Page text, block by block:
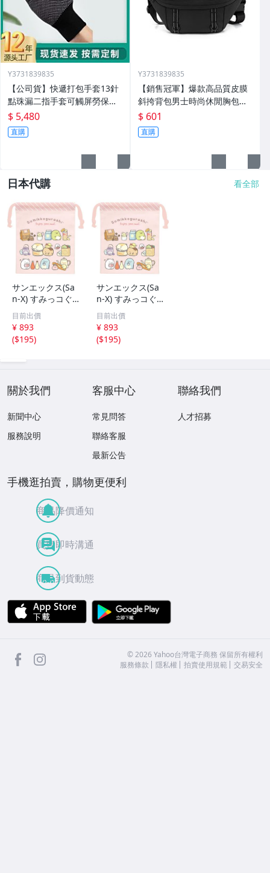
Y3731839835
【公司貨】快遞打包手套13針
點珠漏二指手套可觸屏勞保止
滑外賣騎行手套定製
$ 5,480
直購
Y3731839835
【銷售冠軍】爆款高品質皮膜
斜挎背包男士時尚休閒胸包外
出方便單肩斜挎包
$ 601
直購
日本代購 看全部
サンエックス(Sa
n-X) すみっコぐ
らし コップ巾着
CA61701 H190×
W155×D80mm
目前出價
¥ 893
($195)
サンエックス(Sa
n-X) すみっコぐ
らし コップ巾着
CA61701 H190×
W155×D80mm
目前出價
¥ 893
($195)
關於我們
新聞中心
服務說明
客服中心
常見問答
聯絡客服
最新公告
聯絡我們
人才招募
手機逛拍賣，購物更便利
商品降價通知
買賣即時溝通
商品到貨動態
APP Store
facebook ©2026 Yahoo台灣電子商務 保留所有權利
服務條款
隱私權 拍賣使用規範 交易安全